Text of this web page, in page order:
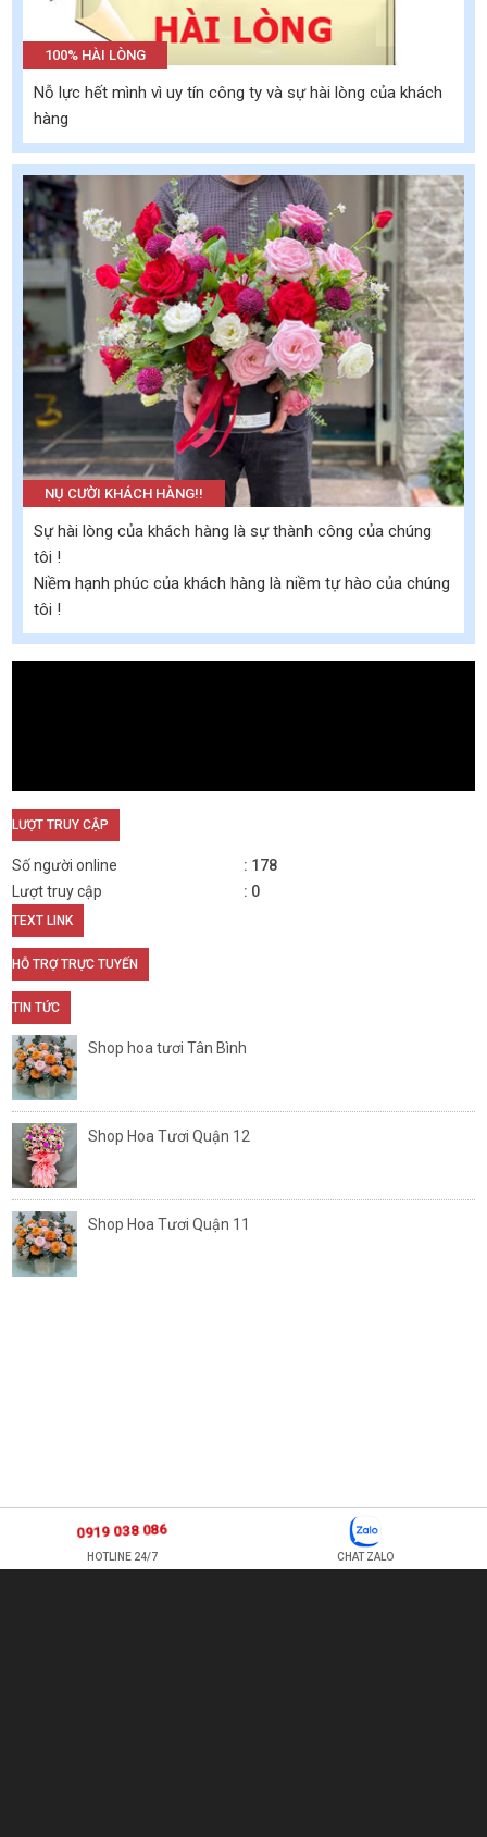
100% HÀI LÒNG
Nỗ lực hết mình vì uy tín công ty và sự hài lòng của khách
hàng
NỤ CƯỜI KHÁCH HÀNG!!
Sự hài lòng của khách hàng là sự thành công của chúng
tôi !
Niềm hạnh phúc của khách hàng là niềm tự hào của chúng
tôi !
LƯỢT TRUY CẬP
Số người online
178
Lượt truy cập
0
TEXT LINK
HỖ TRỢ TRỰC TUYẾN
TIN TỨC
Shop hoa tươi Tân Bình
Shop Hoa Tươi Quận 12
Shop Hoa Tươi Quận 11
0919 038 086
HOTLINE 24/7 CHAT ZALO